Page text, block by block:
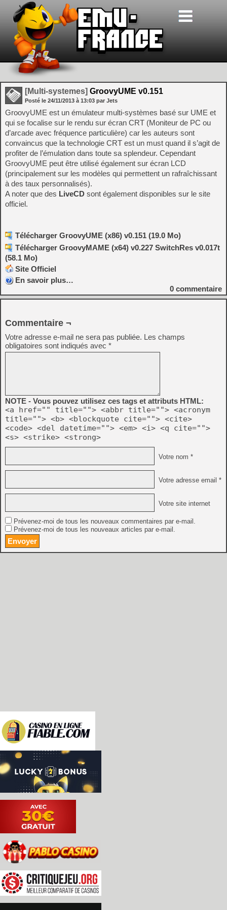
[Multi-systemes] GroovyUME v0.151
Posté le 24/11/2013 à 13:03 par Jets
GroovyUME est un émulateur multi-systèmes basé sur UME et
qui se focalise sur le rendu sur écran CRT (Moniteur de PC ou
d’arcade avec fréquence particulière) car les auteurs sont
convaincus que la technologie CRT est un must quand il s’agit de
profiter de l’émulation dans toute sa splendeur. Cependant
GroovyUME peut être utilisé également sur écran LCD
(principalement sur les modèles qui permettent un rafraîchissant
à des taux personnalisés).
A noter que des LiveCD sont également disponibles sur le site
officiel.
Télécharger GroovyUME (x86) v0.151 (19.0 Mo)
Télécharger GroovyMAME (x64) v0.227 SwitchRes v0.017t
(58.1 Mo)
Site Officiel
En savoir plus…
0 commentaire
Commentaire ¬
Votre adresse e-mail ne sera pas publiée. Les champs
obligatoires sont indiqués avec *
NOTE - Vous pouvez utilisez ces tags et attributs HTML:
<a href="" title=""> <abbr title=""> <acronym
title=""> <b> <blockquote cite=""> <cite>
<code> <del datetime=""> <em> <i> <q cite="">
<s> <strike> <strong>
Votre nom *
Votre adresse email *
Votre site internet
Prévenez-moi de tous les nouveaux commentaires par e-mail.
Prévenez-moi de tous les nouveaux articles par e-mail.